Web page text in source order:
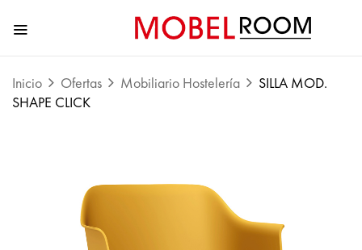
Inicio Ofertas Mobiliario Hostelería
SILLA MOD.
SHAPE CLICK